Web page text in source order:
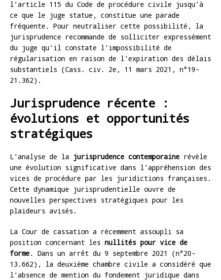
l’article 115 du Code de procédure civile jusqu’à
ce que le juge statue, constitue une parade
fréquente. Pour neutraliser cette possibilité, la
jurisprudence recommande de solliciter expressément
du juge qu’il constate l’impossibilité de
régularisation en raison de l’expiration des délais
substantiels (Cass. civ. 2e, 11 mars 2021, n°19-
21.362).
Jurisprudence récente :
évolutions et opportunités
stratégiques
L’analyse de la jurisprudence contemporaine révèle
une évolution significative dans l’appréhension des
vices de procédure par les juridictions françaises.
Cette dynamique jurisprudentielle ouvre de
nouvelles perspectives stratégiques pour les
plaideurs avisés.
La Cour de cassation a récemment assoupli sa
position concernant les nullités pour vice de
forme. Dans un arrêt du 9 septembre 2021 (n°20-
13.662), la deuxième chambre civile a considéré que
l’absence de mention du fondement juridique dans